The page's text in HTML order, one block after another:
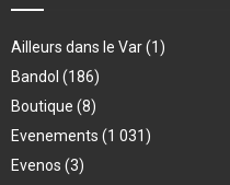
Ailleurs dans le Var(1)
Bandol (186)
Boutique (8)
Evenements (1 031)
Evenos (3)